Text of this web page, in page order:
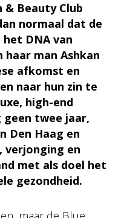
& Beauty Club
normaal dat de
DNA van
haar man Ashkan
afkomst en
naar hun zin te
high-end
twee jaar,
Den Haag en
verjonging en
met als doel het
gezondheid.